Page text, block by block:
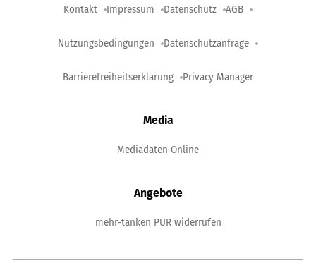
Kontakt Impressum Datenschutz AGB
Nutzungsbedingungen Datenschutzanfrage
Barrierefreiheitserklärung Privacy Manager
Media
Mediadaten Online
Angebote
mehr-tanken PUR widerrufen